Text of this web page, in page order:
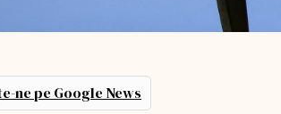
ne pe Google News